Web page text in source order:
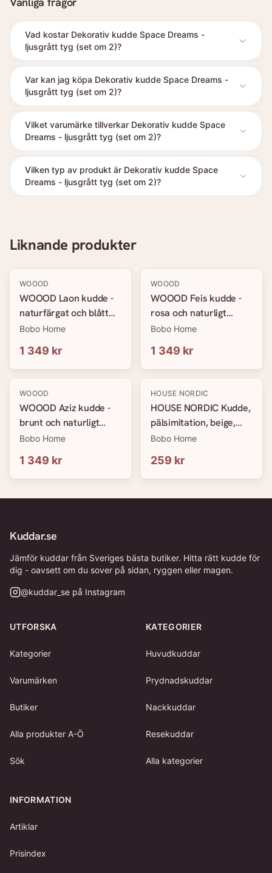
Vad kostar Dekorativ kudde Space Dreams -
ljusgrått tyg (set om 2)?
Var kan jag köpa Dekorativ kudde Space Dreams -
ljusgrått tyg (set om 2)?
Vilket varumärke tillverkar Dekorativ kudde Space
Dreams - ljusgrått tyg (set om 2)?
Vilken typ av produkt är Dekorativ kudde Space
Dreams - ljusgrått tyg (set om 2)?
Liknande produkter
WOOOD
WOOOD Laon kudde -
naturfärgat och blått
sammetstyg (set om 3)
Bobo Home
1 349 kr
WOOOD
WOOOD Feis kudde -
rosa och naturligt
sammetstyg (set om 3)
Bobo Home
1 349 kr
WOOOD
WOOOD Aziz kudde -
brunt och naturligt
sammetstyg (set om 3)
Bobo Home
1 349 kr
HOUSE NORDIC
HOUSE NORDIC Kudde,
pälsimitation, beige,
45x45 cm
Bobo Home
259 kr
Kuddar.se
Jämför kuddar från Sveriges bästa butiker. Hitta rätt kudde för
dig - oavsett om du sover på sidan, ryggen eller magen.
@kuddar_se på Instagram
UTFORSKA
Kategorier
Varumärken
Butiker
Alla produkter A-Ö
Sök
KATEGORIER
Huvudkuddar
Prydnadskuddar
Nackkuddar
Resekuddar
Alla kategorier
INFORMATION
Artiklar
Prisindex